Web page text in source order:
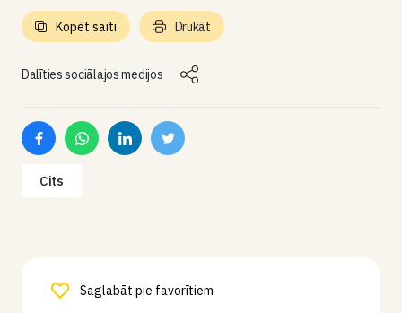
Dalīties sociālajos medijos
Kopēt saiti Drukāt
Cits
Saglabāt pie favorītiem